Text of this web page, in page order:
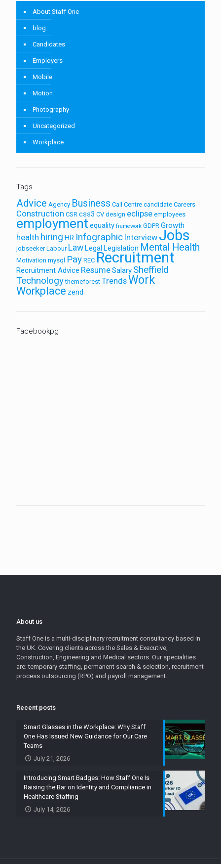
About Staff One
blog
Candidates
Employers
Mobile
Motion
Photography
Uncategorized
Workplace
Tags
Advice Agency Business Call Centre candidate Careers
Construction CSR css3 CV design eclipse employees
employment equality framework GDPR Growth
health hiring HR Infographic Interview Jobs
jobseeker Labour Law Legal Legislation Mental Health
Motivation mysql Pay REC Recruitment
Recruitment Advice ResumeSalary Sheffield
Technology themeforest TrendsWork
Workplace zend
Facebookpg
About us
Staff One is a multi-disciplinary recruitment consultancy based in
the UK. Covering clients across the Sales & Executive,
Construction, Engineering and Medical sectors. Our specialities
are; temporary staffing, permanent search & selection, recruitment
process outsourcing (RPO) and payroll management.
Recent posts
Smart Glasses in the Workplace: Why Staff
One Has Issued New Guidance for Our Care
Teams
July 21, 2026
Introducing Smart Badges: How Staff One Is
Raising the Bar on Identity and Compliance in
Healthcare Staffing
July 14, 2026